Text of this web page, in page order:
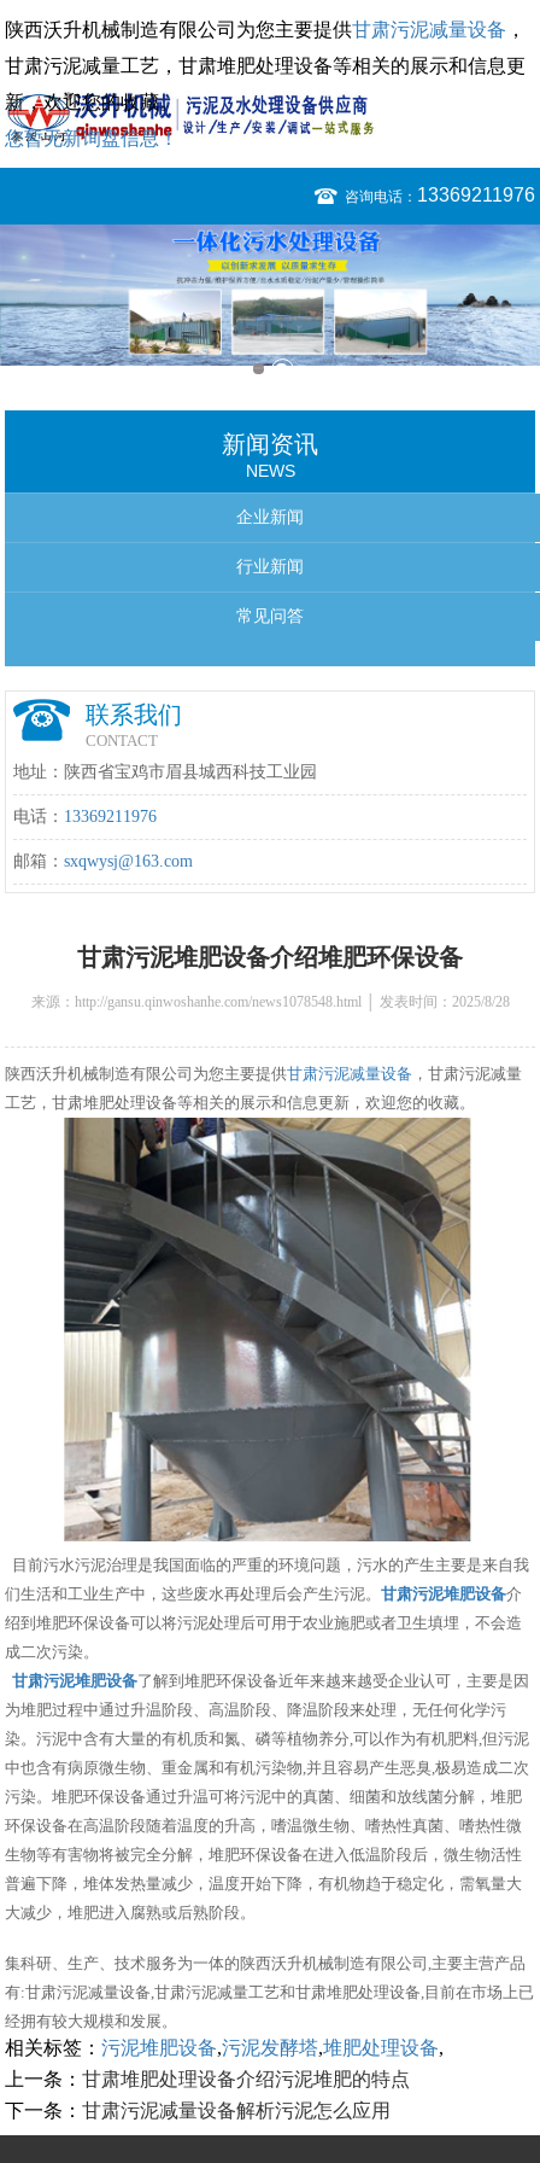
陕西沃升机械制造有限公司为您主要提供甘肃污泥减量设备 ，
甘肃污泥减量工艺，甘肃堆肥处理设备等相关的展示和信息更
新，欢迎您的收藏。
您暂无新询盘信息！
咨询电话： 13369211976
新闻资讯
NEWS
企业新闻
行业新闻
常见问答
联系我们
CONTACT
地址：陕西省宝鸡市眉县城西科技工业园
电话： 13369211976
邮箱：sxqwysj@163.com
甘肃污泥堆肥设备介绍堆肥环保设备
来源：http://gansu.qinwoshanhe.com/news1078548.html │ 发表时间：2025/8/28
陕西沃升机械制造有限公司为您主要提供甘肃污泥减量设备 ，甘肃污泥减量
工艺，甘肃堆肥处理设备等相关的展示和信息更新，欢迎您的收藏。
目前污水污泥治理是我国面临的严重的环境问题，污水的产生主要是来自我
们生活和工业生产中，这些废水再处理后会产生污泥。甘肃污泥堆肥设备介
绍到堆肥环保设备可以将污泥处理后可用于农业施肥或者卫生填埋，不会造
成二次污染。
甘肃污泥堆肥设备了解到堆肥环保设备近年来越来越受企业认可，主要是因
为堆肥过程中通过升温阶段、高温阶段、降温阶段来处理，无任何化学污
染。污泥中含有大量的有机质和氮、磷等植物养分,可以作为有机肥料,但污泥
中也含有病原微生物、重金属和有机污染物,并且容易产生恶臭,极易造成二次
污染。堆肥环保设备通过升温可将污泥中的真菌、细菌和放线菌分解，堆肥
环保设备在高温阶段随着温度的升高，嗜温微生物、嗜热性真菌、嗜热性微
生物等有害物将被完全分解，堆肥环保设备在进入低温阶段后，微生物活性
普遍下降，堆体发热量减少，温度开始下降，有机物趋于稳定化，需氧量大
大减少，堆肥进入腐熟或后熟阶段。
集科研、生产、技术服务为一体的陕西沃升机械制造有限公司,主要主营产品
有:甘肃污泥减量设备,甘肃污泥减量工艺和甘肃堆肥处理设备,目前在市场上已
经拥有较大规模和发展。
相关标签：污泥堆肥设备,污泥发酵塔,堆肥处理设备,
上一条：甘肃堆肥处理设备介绍污泥堆肥的特点
下一条：甘肃污泥减量设备解析污泥怎么应用